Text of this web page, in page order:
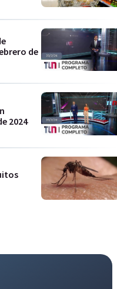
de
2024